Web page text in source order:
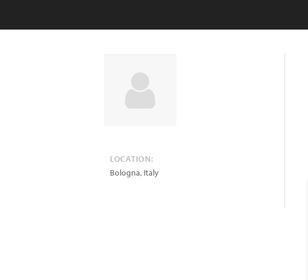
LOCATION:
Bologna, Italy